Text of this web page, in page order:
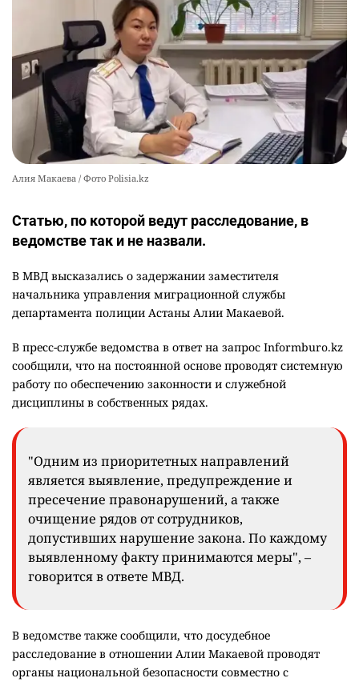
🚗 Казахстанцев убедили оформить
автокредиты за вознаграждение
2562 11
Алия Макаева / Фото Polisia.kz
Статью, по которой ведут расследование, в
ведомстве так и не назвали.
В МВД высказались о задержании заместителя
начальника управления миграционной службы
департамента полиции Астаны Алии Макаевой.
В пресс-службе ведомства в ответ на запрос Informburo.kz
сообщили, что на постоянной основе проводят системную
работу по обеспечению законности и служебной
дисциплины в собственных рядах.
"Одним из приоритетных направлений
является выявление, предупреждение и
пресечение правонарушений, а также
очищение рядов от сотрудников,
допустивших нарушение закона. По каждому
выявленному факту принимаются меры", –
говорится в ответе МВД.
В ведомстве также сообщили, что досудебное
расследование в отношении Алии Макаевой проводят
органы национальной безопасности совместно с